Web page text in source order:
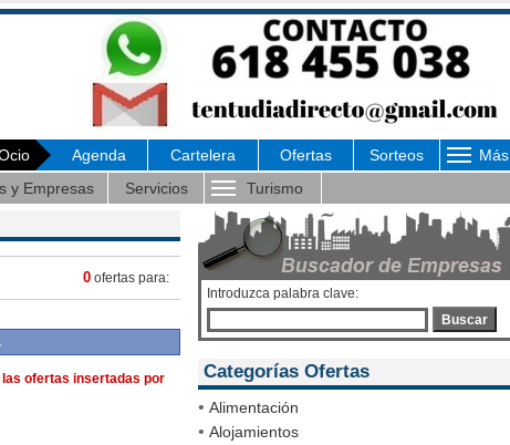
Agenda Cartelera Ofertas Sorteos
Más
y Empresas Servicios Turismo
0 ofertas para:
ofertas insertadas por
Introduzca palabra clave:
Buscar
Categorías Ofertas
• Alimentación
• Alojamientos